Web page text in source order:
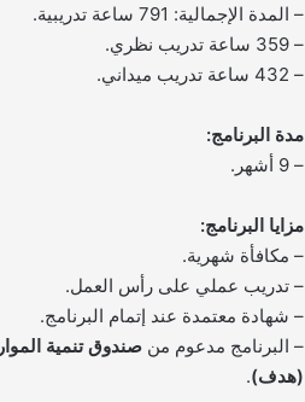
– المدة الإجمالية: 791 ساعة تدريبية.
– 359 ساعة تدريب نظري.
– 432 ساعة تدريب ميداني.
مدة البرنامج:
– 9 أشهر.
مزايا البرنامج:
– مكافأة شهرية.
– تدريب عملي على رأس العمل.
– شهادة معتمدة عند إتمام البرنامج.
– البرنامج مدعوم من صندوق تنمية
(هدف).